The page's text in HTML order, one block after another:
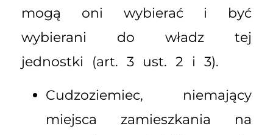
mogą oni wybierać i być
wybierani do władz tej
jednostki (art. 3 ust. 2 i 3).
Cudzoziemiec, niemający
miejsca zamieszkania na